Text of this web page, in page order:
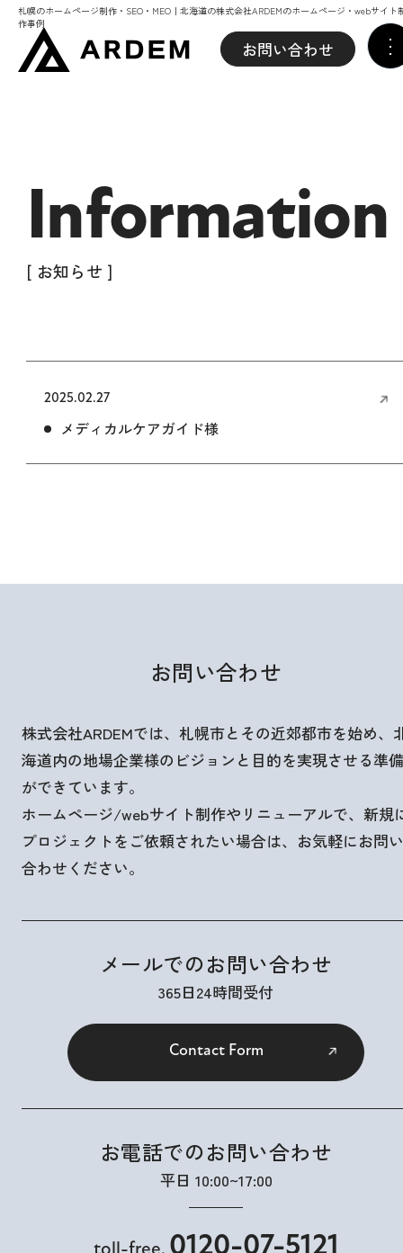
札幌のホームページ制作・SEO・MEO｜北海道の株式会社ARDEMのホームページ・webサイト
作事例
お問い合わせ
Information
[ お知らせ ]
2025.02.27
メディカルケアガイド様
お問い合わせ
株式会社ARDEMでは、札幌市とその近郊都市を始め、
海道内の地場企業様のビジョンと目的を実現させる準備
ができています。
ホームページ/webサイト制作やリニューアルで、新規
プロジェクトをご依頼されたい場合は、お気軽にお問い
合わせください。
メールでのお問い合わせ
365日24時間受付
Contact Form
お電話でのお問い合わせ
平日 10:00~17:00